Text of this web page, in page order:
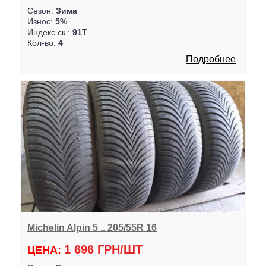
Сезон: Зима
Износ: 5%
Индекс ск.: 91T
Кол-во: 4
Подробнее
Michelin Alpin 5 .. 205/55R 16
ЦЕНА: 1 696 ГРН/ШТ